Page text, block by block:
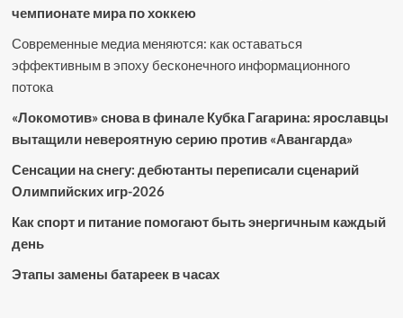
чемпионате мира по хоккею
Современные медиа меняются: как оставаться
эффективным в эпоху бесконечного информационного
потока
«Локомотив» снова в финале Кубка Гагарина: ярославцы
вытащили невероятную серию против «Авангарда»
Сенсации на снегу: дебютанты переписали сценарий
Олимпийских игр-2026
Как спорт и питание помогают быть энергичным каждый
день
Этапы замены батареек в часах